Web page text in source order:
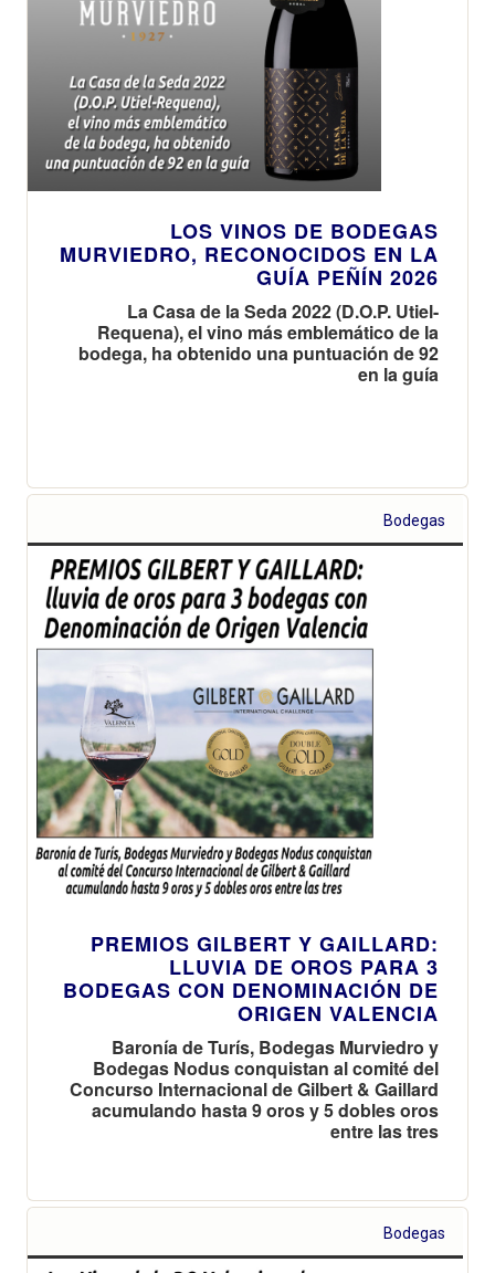
LOS VINOS DE BODEGAS
MURVIEDRO, RECONOCIDOS EN LA
GUÍA PEÑÍN 2026
La Casa de la Seda 2022 (D.O.P. Utiel-
Requena), el vino más emblemático de la
bodega, ha obtenido una puntuación de 92
en la guía
Bodegas
PREMIOS GILBERT Y GAILLARD:
LLUVIA DE OROS PARA 3
BODEGAS CON DENOMINACIÓN DE
ORIGEN VALENCIA
Baronía de Turís, Bodegas Murviedro y
Bodegas Nodus conquistan al comité del
Concurso Internacional de Gilbert & Gaillard
acumulando hasta 9 oros y 5 dobles oros
entre las tres
Bodegas